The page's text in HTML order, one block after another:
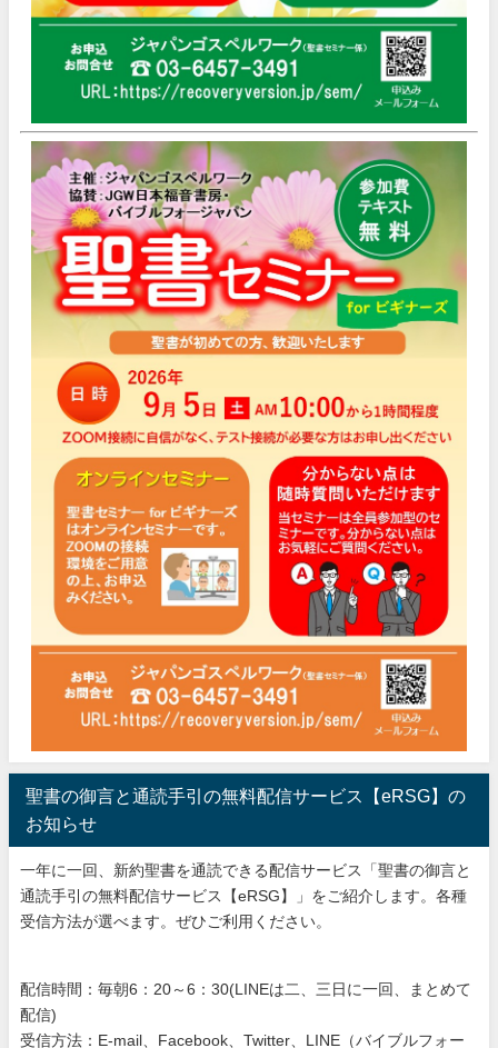
聖書の御言と通読手引の無料配信サービス【eRSG】の
お知らせ
一年に一回、新約聖書を通読できる配信サービス「聖書の御言と
通読手引の無料配信サービス【eRSG】」をご紹介します。各種
受信方法が選べます。ぜひご利用ください。
配信時間：毎朝6：20～6：30(LINEは二、三日に一回、まとめて
配信)
受信方法：E-mail、Facebook、Twitter、LINE（バイブルフォー